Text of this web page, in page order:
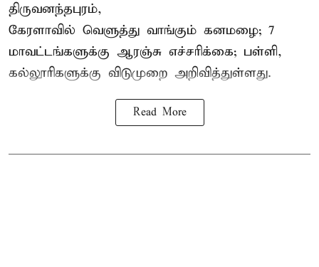
திருவனந்தபுரம்,
கேரளாவில் வெளுத்து வாங்கும் கனமழை; 7
மாவட்டங்களுக்கு ஆரஞ்சு எச்சரிக்கை; பள்ளி,
கல்லூரிகளுக்கு விடுமுறை அறிவித்துள்ளது.
Read More